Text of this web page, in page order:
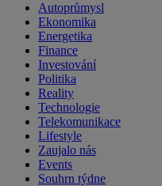
Autoprůmysl
Ekonomika
Energetika
Finance
Investování
Politika
Reality
Technologie
Telekomunikace
Lifestyle
Zaujalo nás
Events
Souhrn týdne